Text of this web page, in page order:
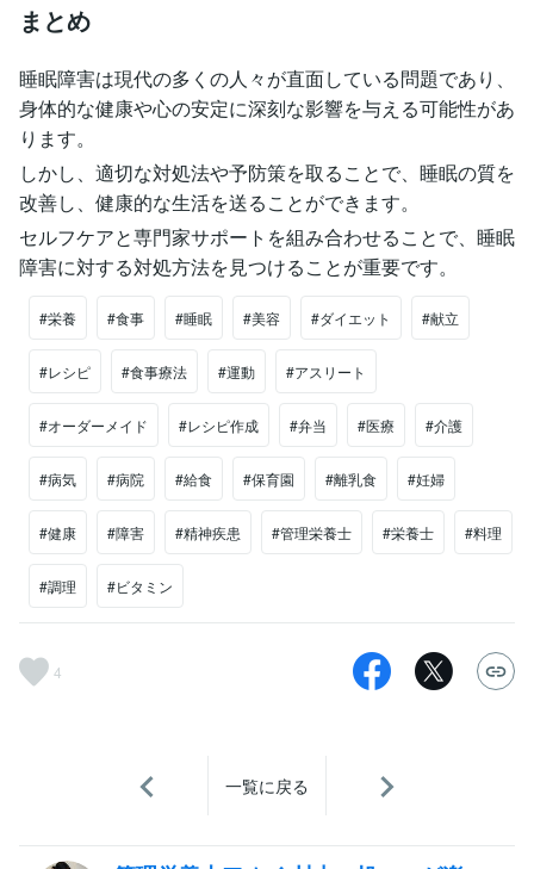
まとめ
睡眠障害は現代の多くの人々が直面している問題であり、
身体的な健康や心の安定に深刻な影響を与える可能性があ
ります。
しかし、適切な対処法や予防策を取ることで、睡眠の質を
改善し、健康的な生活を送ることができます。
セルフケアと専門家サポートを組み合わせることで、睡眠
障害に対する対処方法を見つけることが重要です。
#栄養 #食事 #睡眠 #美容 #ダイエット #献立
#レシピ #食事療法 #運動 #アスリート
#オーダーメイド #レシピ作成 #弁当 #医療 #介護
#病気 #病院 #給食 #保育園 #離乳食 #妊婦
#健康 #障害 #精神疾患 #管理栄養士 #栄養士 #料理
#調理 #ビタミン
4
一覧に戻る